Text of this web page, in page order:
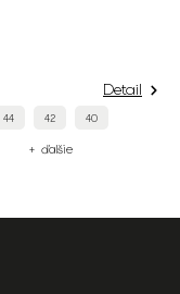
Detail
44 42 40
+ ďalšie